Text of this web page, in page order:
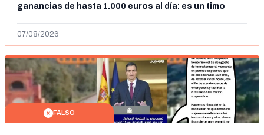
ganancias de hasta 1.000 euros al día: es un timo
07/08/2026
FALSO